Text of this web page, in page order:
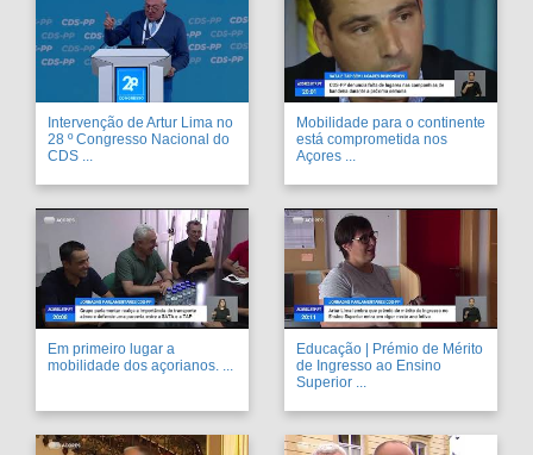
Intervenção de Artur Lima no
28 º Congresso Nacional do
CDS ...
Mobilidade para o continente
está comprometida nos
Açores ...
Em primeiro lugar a
mobilidade dos açorianos. ...
Educação | Prémio de Mérito
de Ingresso ao Ensino
Superior ...